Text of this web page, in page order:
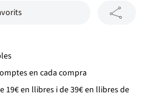
en cada compra
19€ en llibres i de 39€ en llibres de